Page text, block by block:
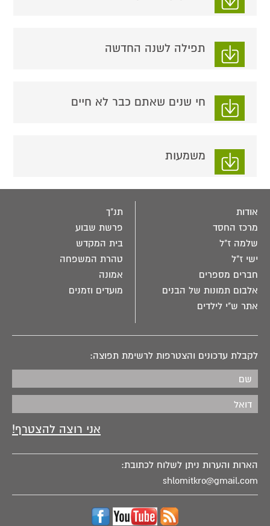
תפילה לשנה החדשה
חי שנים שאתם כבר לא חיים
משמעות
אודות
מרכז החסד
שלמה ז"ל
ישי ז"ל
חברים מספרים
אלבום תמונות של הבנים
אתר ש"י לילדים
תנ"ך
פרשת שבוע
בית המקדש
טהרת המשפחה
אמונה
מועדים וזמנים
לקבלת עדכונים והצטרפות לרשימת תפוצה:
הארות והערות ניתן לשלוח לכתובת:
shlomitkro@gmail.com